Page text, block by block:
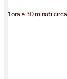
1 ora e 30 minuti circa